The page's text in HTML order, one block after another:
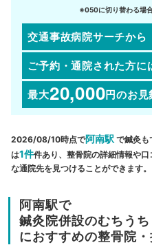
※050に切り替わる場
交通事故病院サーチから
ご予約・通院された方に
最大20,000円のお見
2026/08/10時点で阿南駅 で鍼灸も
は1件件あり、整骨院の詳細情報や
な通院先を見つけることができます。
阿南駅で
鍼灸院併設のむちう
におすすめの整骨院